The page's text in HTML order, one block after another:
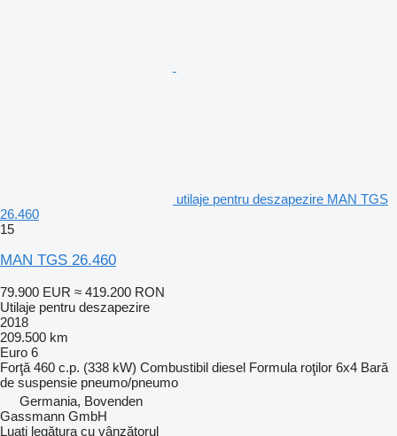
utilaje pentru deszapezire MAN TGS
26.460
15
MAN TGS 26.460
79.900 EUR ≈ 419.200 RON
Utilaje pentru deszapezire
2018
209.500 km
Euro 6
Forţă 460 c.p. (338 kW) Combustibil diesel Formula roţilor 6x4 Bară
de suspensie pneumo/pneumo
Germania, Bovenden
Gassmann GmbH
Luați legătura cu vânzătorul